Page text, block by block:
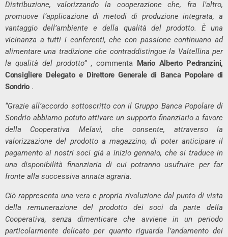
Distribuzione, valorizzando la cooperazione che, fra l’altro,
promuove l’applicazione di metodi di produzione integrata, a
vantaggio dell’ambiente e della qualità del prodotto. È una
vicinanza a tutti i conferenti, che con passione continuano ad
alimentare una tradizione che contraddistingue la Valtellina per
la qualità del prodotto” , commenta Mario Alberto Pedranzini,
Consigliere Delegato e Direttore Generale di Banca Popolare di
Sondrio .
“Grazie all’accordo sottoscritto con il Gruppo Banca Popolare di
Sondrio abbiamo potuto attivare un supporto finanziario a favore
della Cooperativa Melavì, che consente, attraverso la
valorizzazione del prodotto a magazzino, di poter anticipare il
pagamento ai nostri soci già a inizio gennaio, che si traduce in
una disponibilità finanziaria di cui potranno usufruire per far
fronte alla successiva annata agraria.
Ciò rappresenta una vera e propria rivoluzione dal punto di vista
della remunerazione del prodotto dei soci da parte della
Cooperativa, senza dimenticare che avviene in un periodo
particolarmente delicato per quanto riguarda l’andamento dei